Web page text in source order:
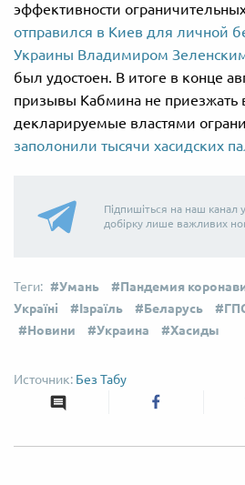
эффективности
отправился в Киев для личной
Украины Владимиром
был удостоен. В итоге в конце
призывы Кабмина не приезжать
декларируемые властями
заполонили тысячи хасидских
Підпишіться на наш канал
добірку лише важливих
Умань Пандемия
Україні
Ізраїль Беларусь
Новини
Украина Хасиды
Без Табу